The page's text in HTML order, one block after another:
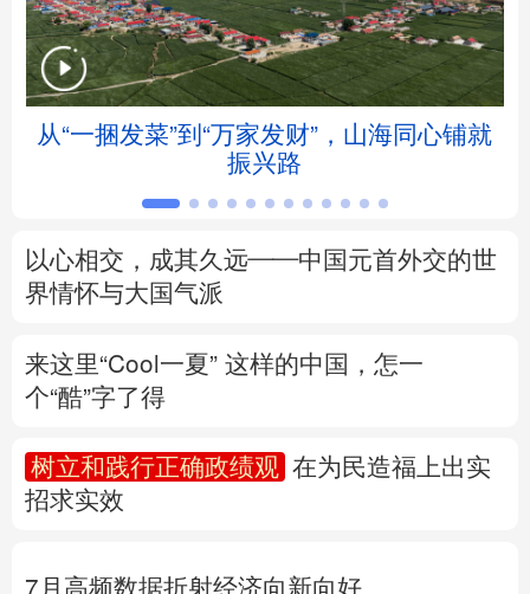
辽宁 吉林 上海 江苏
浙江 安徽 福建 江西
四川 贵州
陕西 甘肃 青海
新疆
多语种频道
English Español Français
从“一捆发菜”到“万家发财”，山海同心铺就
振兴路
以心相交，成其久远——中国元首外交的世
界情怀与大国气派
来这里“Cool一夏” 这样的中国，怎一
个“酷”字了得
树立和践行正确政绩观
在为民造福上出实
招求实效
7月高频数据折射经济向新向好